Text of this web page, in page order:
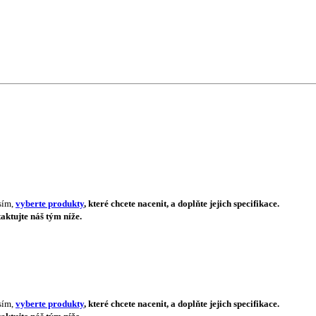
vyberte produkty, které chcete nacenit, a doplňte jejich specifikace.
náš tým níže.
vyberte produkty, které chcete nacenit, a doplňte jejich specifikace.